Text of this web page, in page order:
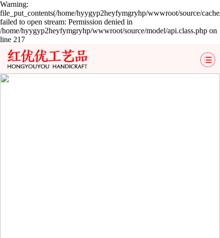
Warning:
file_put_contents(/home/hyygyp2heyfymgryhp/wwwroot/source/
failed to open stream: Permission denied in
/home/hyygyp2heyfymgryhp/wwwroot/source/model/api.class.php on
line 217